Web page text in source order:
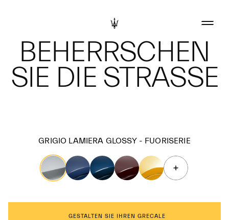
BEHERRSCHEN
SIE DIE STRASSE
GRIGIO LAMIERA GLOSSY - FUORISERIE
GESTALTEN SIE IHREN GRECALE